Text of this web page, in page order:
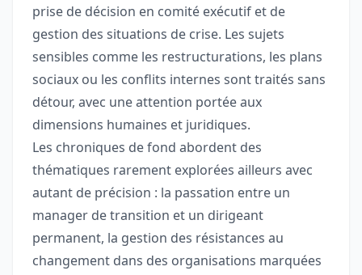
prise de décision en comité exécutif et de
gestion des situations de crise. Les sujets
sensibles comme les restructurations, les plans
sociaux ou les conflits internes sont traités sans
détour, avec une attention portée aux
dimensions humaines et juridiques.
Les chroniques de fond abordent des
thématiques rarement explorées ailleurs avec
autant de précision : la passation entre un
manager de transition et un dirigeant
permanent, la gestion des résistances au
changement dans des organisations marquées